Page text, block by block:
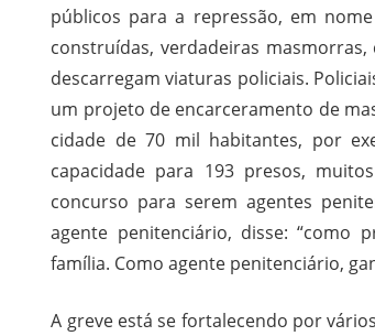
públicos para a repressão, em
construídas, verdadeiras
descarregam viaturas policiais.
um projeto de encarceramento de
cidade de 70 mil habitantes, por
capacidade para 193 presos,
concurso para serem agentes
agente penitenciário, disse: “como
família. Como agente penitenciário,
A greve está se fortalecendo por